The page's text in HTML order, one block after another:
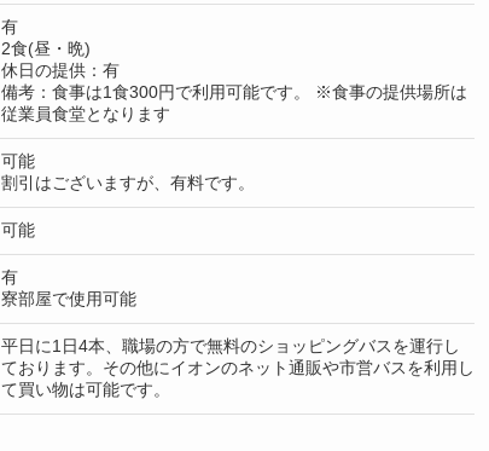
有
2食(昼・晩)
休日の提供：有
備考：食事は1食300円で利用可能です。 ※食事の提供場所は
従業員食堂となります
可能
割引はございますが、有料です。
可能
有
寮部屋で使用可能
平日に1日4本、職場の方で無料のショッピングバスを運行し
ております。その他にイオンのネット通販や市営バスを利用し
て買い物は可能です。